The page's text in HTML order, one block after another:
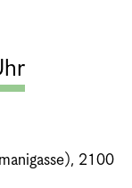
2100